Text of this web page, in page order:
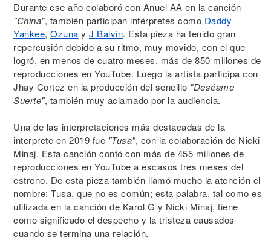
Durante ese año colaboró con Anuel AA en la canción
"China", también participan intérpretes como Daddy
Yankee, Ozuna y J Balvin. Esta pieza ha tenido gran
repercusión debido a su ritmo, muy movido, con el que
logró, en menos de cuatro meses, más de 850 millones de
reproducciones en YouTube. Luego la artista participa con
Jhay Cortez en la producción del sencillo "Deséame
Suerte", también muy aclamado por la audiencia.
Una de las interpretaciones más destacadas de la
interprete en 2019 fue "Tusa", con la colaboración de Nicki
Minaj. Esta canción contó con más de 455 millones de
reproducciones en YouTube a escasos tres meses del
estreno. De esta pieza también llamó mucho la atención el
nombre: Tusa, que no es común; esta palabra, tal como es
utilizada en la canción de Karol G y Nicki Minaj, tiene
como significado el despecho y la tristeza causados
cuando se termina una relación.